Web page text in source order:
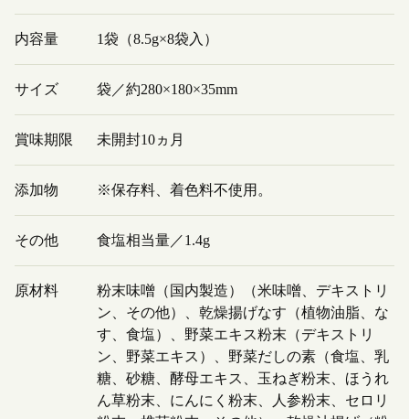
内容量 1袋（8.5g×8袋入）
サイズ 袋／約280×180×35mm
賞味期限 未開封10ヵ月
添加物 ※保存料、着色料不使用。
その他 食塩相当量／1.4g
原材料
粉末味噌（国内製造）（米味噌、デキストリ
ン、その他）、乾燥揚げなす（植物油脂、な
す、食塩）、野菜エキス粉末（デキストリ
ン、野菜エキス）、野菜だしの素（食塩、乳
糖、砂糖、酵母エキス、玉ねぎ粉末、ほうれ
ん草粉末、にんにく粉末、人参粉末、セロリ